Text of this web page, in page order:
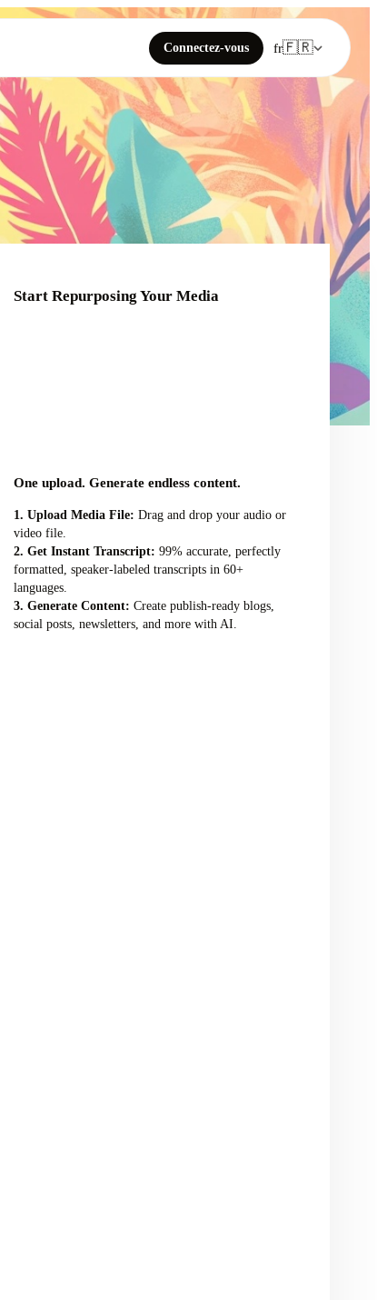
Connectez-vous fr🇫🇷
Start Repurposing Your Media
One upload. Generate endless content.
Upload Media File: Drag and drop your audio or
video file.
Get Instant Transcript: 99% accurate, perfectly
formatted, speaker-labeled transcripts in 60+
languages.
Generate Content: Create publish-ready blogs,
social posts, newsletters, and more with AI.